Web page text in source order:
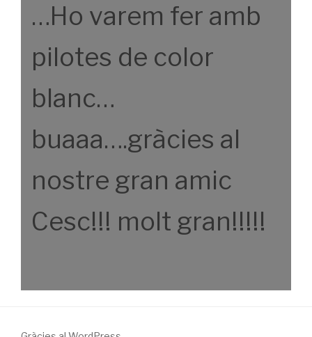
…Ho varem fer amb
pilotes de color
blanc…
buaaa….gràcies al
nostre gran amic
Cesc!!! molt gran!!!!!